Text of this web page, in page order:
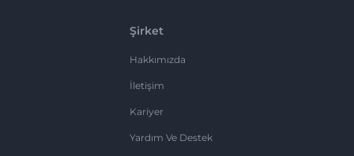
Şirket
Hakkımızda
İletişim
Kariyer
Yardım Ve Destek